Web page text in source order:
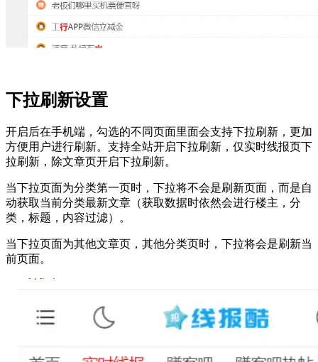
下拉刷新设置
开启后在手机端，勾选的不同页面里面会支持下拉刷新，更加
方便用户进行刷新。支持全站开启下拉刷新，仅实时线报页下
拉刷新，除文章页开启下拉刷新。
当下拉页面为分类第一页时，下拉将不会是刷新页面，而是自
动获取当前分类最新文章（获取数据时依然会进行楼主，分
类，标题，内容过滤）。
当下拉页面为其他文章页，其他分类页时，下拉将会是刷新当
前页面。